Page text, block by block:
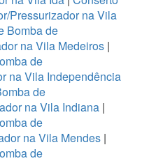
Pressurizador na Vila
Bomba de
na Vila Medeiros|
de
na Vila Independência
de
na Vila Indiana |
de
na Vila Mendes |
de